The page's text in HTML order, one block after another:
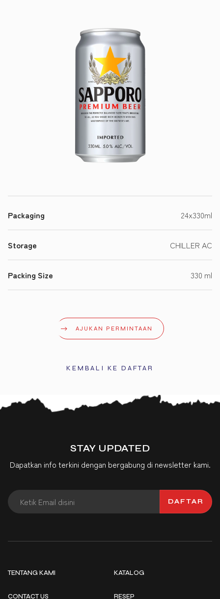
Packaging 24x330ml
Storage CHILLER AC
Packing Size 330 ml
AJUKAN PERMINTAAN
KEMBALI KE DAFTAR
STAY UPDATED
Dapatkan info terkini dengan bergabung di newsletter kami.
DAFTAR
TENTANG KAMI
CONTACT US
KATALOG
RESEP